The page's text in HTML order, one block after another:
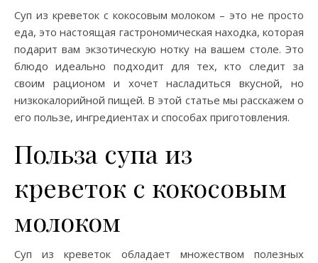
Суп из креветок с кокосовым молоком – это не просто
еда, это настоящая гастрономическая находка, которая
подарит вам экзотическую нотку на вашем столе. Это
блюдо идеально подходит для тех, кто следит за
своим рационом и хочет насладиться вкусной, но
низкокалорийной пищей. В этой статье мы расскажем о
его пользе, ингредиентах и способах приготовления.
Польза супа из
креветок с кокосовым
молоком
Суп из креветок обладает множеством полезных